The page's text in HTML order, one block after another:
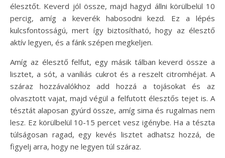
élesztőt. Keverd jól össze, majd hagyd állni körülbelül 10
percig, amíg a keverék habosodni kezd. Ez a lépés
kulcsfontosságú, mert így biztosítható, hogy az élesztő
aktív legyen, és a fánk szépen megkeljen.
Amíg az élesztő felfut, egy másik tálban keverd össze a
lisztet, a sót, a vaníliás cukrot és a reszelt citromhéjat. A
száraz hozzávalókhoz add hozzá a tojásokat és az
olvasztott vajat, majd végül a felfutott élesztős tejet is. A
tésztát alaposan gyúrd össze, amíg sima és rugalmas nem
lesz. Ez körülbelül 10-15 percet vesz igénybe. Ha a tészta
túlságosan ragad, egy kevés lisztet adhatsz hozzá, de
figyelj arra, hogy ne legyen túl száraz.